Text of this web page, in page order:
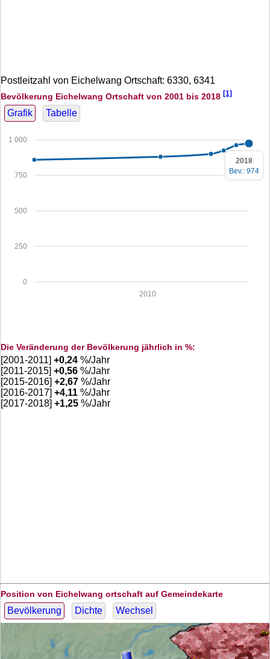
Postleitzahl von Eichelwang Ortschaft: 6330, 6341
Bevölkerung Eichelwang Ortschaft von 2001 bis 2018 [1]
Grafik Tabelle
0
250
500
750
1 000
2010
2018
Bev.: 974
Die Veränderung der Bevölkerung jährlich in %:
[2001-2011] +0,24 %/Jahr
[2011-2015] +0,56 %/Jahr
[2015-2016] +2,67 %/Jahr
[2016-2017] +4,11 %/Jahr
[2017-2018] +1,25 %/Jahr
Position von Eichelwang ortschaft auf Gemeindekarte
Bevölkerung Dichte Wechsel